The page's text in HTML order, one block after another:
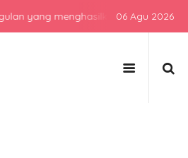
yang menghasilkan lulusan06 Agu 2026